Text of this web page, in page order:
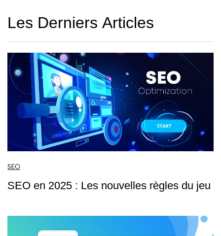
Les Derniers Articles
SEO
SEO en 2025 : Les nouvelles règles du jeu